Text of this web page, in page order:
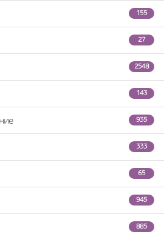
155
27
2548
143
935
333
65
945
885